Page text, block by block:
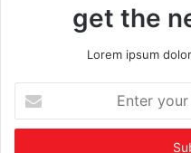
get the
Lorem ipsum
your
Email